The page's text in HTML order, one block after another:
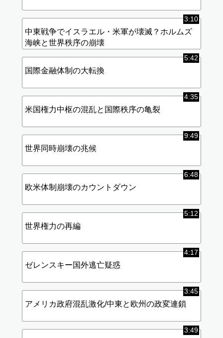
3:10
中東戦争でイスラエル・米軍が壊滅？ホルムズ
海峡と世界秩序の崩壊
5:42
国際金融体制の大転換
4:35
米国権力中枢の混乱と国際秩序の亀裂
9:49
世界同時崩壊の兆候
6:48
欧米体制崩壊のカウントダウン
5:12
世界権力の再編
4:17
ゼレンスキー国外逃亡疑惑
3:45
アメリカ政府混乱激化/中東と欧州の政変連鎖
3:49